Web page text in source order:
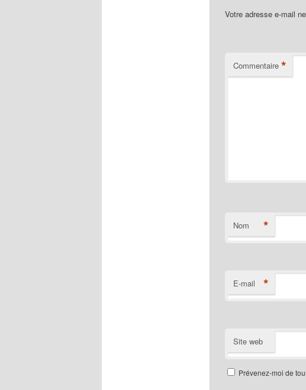
Votre adresse e-mail
Commentaire *
Nom *
E-mail *
Site web
Prévenez-moi de